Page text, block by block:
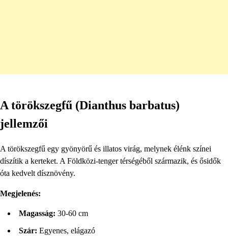
A törökszegfű (Dianthus barbatus)
jellemzői
A törökszegfű egy gyönyörű és illatos virág, melynek élénk színei
díszítik a kerteket. A Földközi-tenger térségéből származik, és ősidők
óta kedvelt dísznövény.
Megjelenés:
Magasság: 30-60 cm
Szár: Egyenes, elágazó